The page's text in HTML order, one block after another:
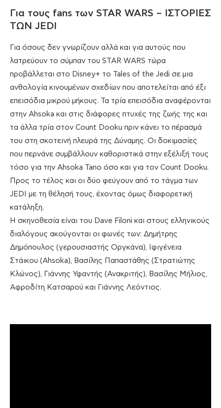
Για τους fans των STAR WARS – ΙΣΤΟΡΙΕΣ
ΤΩΝ JEDI
Για όσους δεν γνωρίζουν αλλά και για αυτούς που
λατρεύουν το σύμπαν του STAR WARS τώρα
προβάλλεται στο Disney+ το Tales of the Jedi σε μια
ανθολογία κινουμένων σχεδίων που αποτελείται από έξι
επεισόδια μικρού μήκους. Τα τρία επεισόδια αναφέρονται
στην Ahsoka και στις διάφορες πτυχές της ζωής της και
τα άλλα τρία στον Count Dooku πριν κάνει το πέρασμά
του στη σκοτεινή πλευρά της Δύναμης. Οι δοκιμασίες
που περνάνε συμβάλλουν καθοριστικά στην εξέλιξή τους
τόσο για την Ahsoka Tano όσο και για τον Count Dooku.
Προς το τέλος και οι δύο φεύγουν από το τάγμα των
JEDI με τη θέλησή τους, έχοντας όμως διαφορετική
κατάληξη.
Η σκηνοθεσία είναι του Dave Filoni και στους ελληνικούς
διαλόγους ακούγονται οι φωνές των: Δημήτρης
Δημόπουλος (γερουσιαστής Οργκάνα), Ιφιγένεια
Στάικου (Ahsoka), Βασίλης Παπαστάθης (Στρατιώτης
Κλώνος), Γιάννης Υφαντής (Ανακριτής), Βασίλης Μήλιος,
Αφροδίτη Κατσαρού και Γιάννης Λεόντιος.